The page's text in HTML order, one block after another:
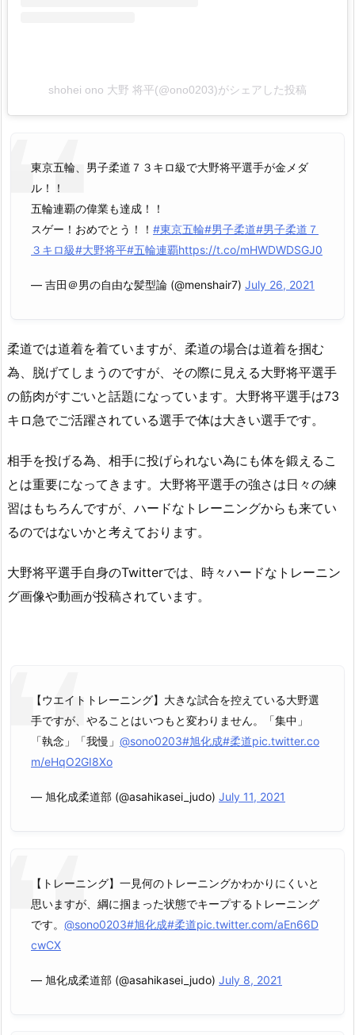
shohei ono 大野 将平(@ono0203)がシェアした投稿
東京五輪、男子柔道７３キロ級で大野将平選手が金メダ
ル！！
五輪連覇の偉業も達成！！
スゲー！おめでとう！！ #東京五輪#男子柔道#男子柔道７
３キロ級#大野将平#五輪連覇https://t.co/mHWDWDSGJ0
— 吉田＠男の自由な髪型論 (@menshair7) July 26, 2021
柔道では道着を着ていますが、柔道の場合は道着を掴む
為、脱げてしまうのですが、その際に見える大野将平選手
の筋肉がすごいと話題になっています。大野将平選手は73
キロ急でご活躍されている選手で体は大きい選手です。
相手を投げる為、相手に投げられない為にも体を鍛えるこ
とは重要になってきます。大野将平選手の強さは日々の練
習はもちろんですが、ハードなトレーニングからも来てい
るのではないかと考えております。
大野将平選手自身のTwitterでは、時々ハードなトレーニン
グ画像や動画が投稿されています。
【ウエイトトレーニング】大きな試合を控えている大野選
手ですが、やることはいつもと変わりません。「集中」
「執念」「我慢」 @sono0203#旭化成#柔道pic.twitter.co
m/eHqO2GI8Xo
— 旭化成柔道部 (@asahikasei_judo) July 11, 2021
【トレーニング】一見何のトレーニングかわかりにくいと
思いますが、綱に掴まった状態でキープするトレーニング
です。 @sono0203#旭化成#柔道pic.twitter.com/aEn66D
cwCX
— 旭化成柔道部 (@asahikasei_judo) July 8, 2021